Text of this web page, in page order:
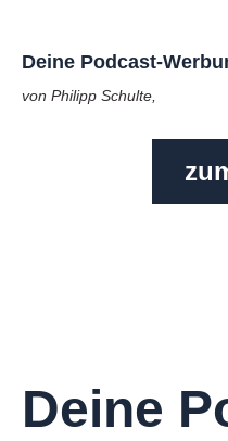
Deine Podcast-
von Philipp Schulte,
Deine